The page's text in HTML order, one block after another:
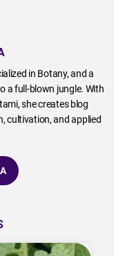
in Botany, and a
a full-blown jungle. With
she creates blog
cultivation, and applied